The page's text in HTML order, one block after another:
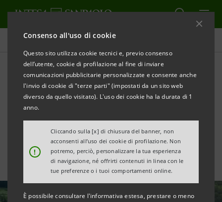
Consenso all'uso di cookie
Questo sito utilizza cookie tecnici e, previo consenso
dell’utente, cookie di profilazione al fine di inviare
comunicazioni pubblicitarie personalizzate e consente anche
l'invio di cookie di "terze parti" (impostati da un sito web
diverso da quello visitato). L'uso dei cookie ha la durata di 1
anno.
!
Cliccando sulla [x] di chiusura del banner, non
acconsenti all’uso dei cookie di profilazione. Non
potremo, perciò, personalizzare la tua esperienza
di navigazione, né offrirti contenuti in linea con le
tue preferenze o i tuoi comportamenti online.
È possibile consultare l'informativa estesa, prestare o meno
Tutte le news
Da Eurizon impegno
crescente nella sostenibilità
degli investimenti